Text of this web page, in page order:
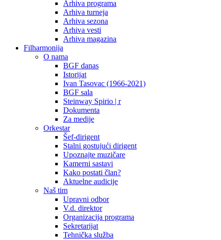
Arhiva programa
Arhiva turneja
Arhiva sezona
Arhiva vesti
Arhiva magazina
Filharmonija
O nama
BGF danas
Istorijat
Ivan Tasovac (1966-2021)
BGF sala
Steinway Spirio | r
Dokumenta
Za medije
Orkestar
Šef-dirigent
Stalni gostujući dirigent
Upoznajte muzičare
Kamerni sastavi
Kako postati član?
Aktuelne audicije
Naš tim
Upravni odbor
V.d. direktor
Organizacija programa
Sekretarijat
Tehnička služba